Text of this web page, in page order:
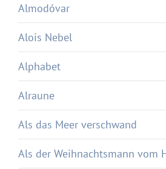
Almodóvar
Alois Nebel
Alphabet
Alraune
Als das Meer verschwand
Als der Weihnachtsmann vom